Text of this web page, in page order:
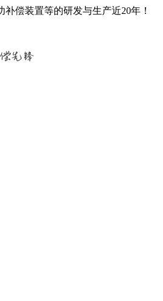
偿装置等的研发与生产近20年！